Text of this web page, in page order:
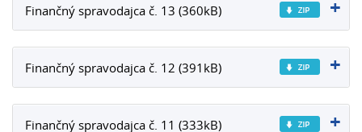
Finančný spravodajca č. 13 (360kB)
Finančný spravodajca č. 12 (391kB)
Finančný spravodajca č. 11 (333kB)